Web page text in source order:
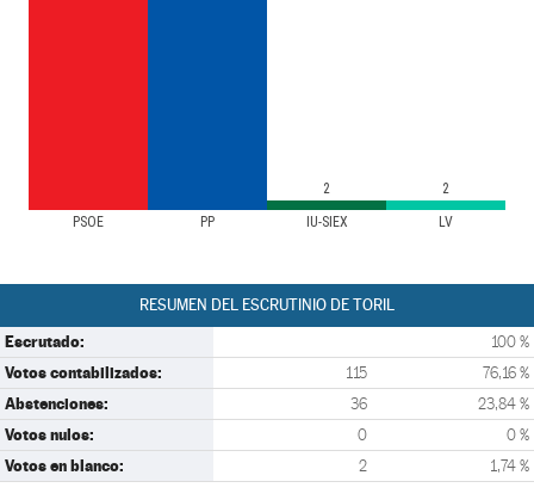
PSOE PP IU-SIEX LV
2 2
RESUMEN DEL ESCRUTINIO DE TORIL
Escrutado: 100 %
Votos contabilizados: 115 76,16 %
Abstenciones: 36 23,84 %
Votos nulos: 0 0 %
Votos en blanco: 2 1,74 %